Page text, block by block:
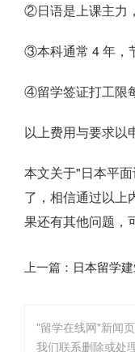
②日语是上课主力
③本科通常 4 年，
④留学签证打工限
以上费用与要求以
本文关于"日本平
了，相信通过以上
果还有其他问题，
上一篇： 日本留学
"留学在线网"新闻